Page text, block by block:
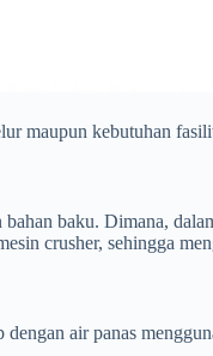
maupun kebutuhan
baku. Dimana,
crusher, sehingga
air panas